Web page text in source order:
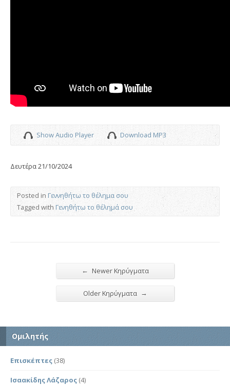
Show Audio Player Download MP3
Δευτέρα 21/10/2024
Posted in Γεννηθήτω το θέλημα σου
Tagged withΓενηθήτω το θέλημά σου
← Newer Κηρύγματα
Older Κηρύγματα →
Ομιλητής
Επισκέπτες (38)
Ισαακίδης Λάζαρος (4)